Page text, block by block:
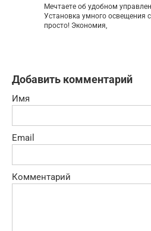
Мечтаете об удобном
Установка умного освещения
просто! Экономия,
Добавить комментарий
Имя
Email
Комментарий